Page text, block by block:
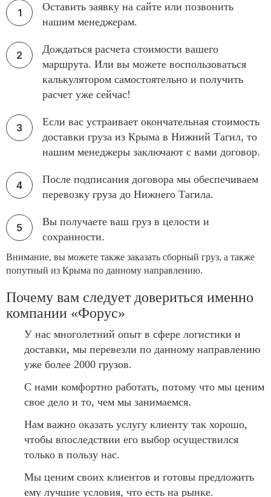
Оставить заявку на сайте или позвонить
нашим менеджерам.
Дождаться расчета стоимости вашего
маршрута. Или вы можете воспользоваться
калькулятором самостоятельно и получить
расчет уже сейчас!
Если вас устраивает окончательная стоимость
доставки груза из Крыма в Нижний Тагил, то
нашим менеджеры заключают с вами договор.
После подписания договора мы обеспечиваем
перевозку груза до Нижнего Тагила.
Вы получаете ваш груз в целости и
сохранности.
Внимание, вы можете также заказать сборный груз, а также
попутный из Крыма по данному направлению.
Почему вам следует довериться именно
компании «Форус»
У нас многолетний опыт в сфере логистики и
доставки, мы перевезли по данному направлению
уже более 2000 грузов.
С нами комфортно работать, потому что мы ценим
свое дело и то, чем мы занимаемся.
Нам важно оказать услугу клиенту так хорошо,
чтобы впоследствии его выбор осуществился
только в пользу нас.
Мы ценим своих клиентов и готовы предложить
ему лучшие условия, что есть на рынке.